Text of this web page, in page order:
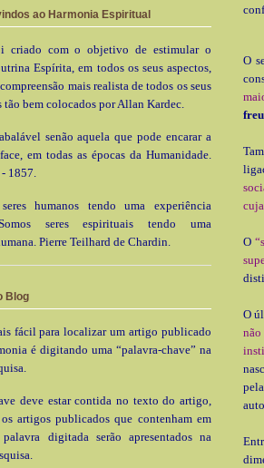
O
O
O
ao Harmonia Espiritual
criado com o objetivo de estimular o
Espírita, em todos os seus aspectos,
mais realista de todos os seus
tão bem colocados por Allan Kardec.
senão aquela que pode encarar a
em todas as épocas da Humanidade.
1857.
humanos tendo uma experiência
seres espirituais tendo uma
Pierre Teilhard de Chardin.
Blog
fácil para localizar um artigo publicado
é digitando uma “palavra-chave” na
deve estar contida no texto do artigo,
artigos publicados que contenham em
digitada serão apresentados na